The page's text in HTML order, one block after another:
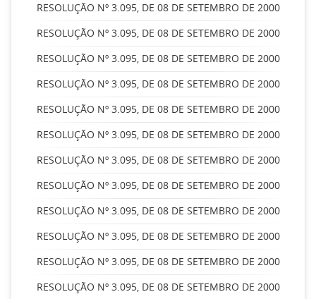
RESOLUÇÃO Nº 3.095, DE 08 DE SETEMBRO DE 2000
RESOLUÇÃO Nº 3.095, DE 08 DE SETEMBRO DE 2000
RESOLUÇÃO Nº 3.095, DE 08 DE SETEMBRO DE 2000
RESOLUÇÃO Nº 3.095, DE 08 DE SETEMBRO DE 2000
RESOLUÇÃO Nº 3.095, DE 08 DE SETEMBRO DE 2000
RESOLUÇÃO Nº 3.095, DE 08 DE SETEMBRO DE 2000
RESOLUÇÃO Nº 3.095, DE 08 DE SETEMBRO DE 2000
RESOLUÇÃO Nº 3.095, DE 08 DE SETEMBRO DE 2000
RESOLUÇÃO Nº 3.095, DE 08 DE SETEMBRO DE 2000
RESOLUÇÃO Nº 3.095, DE 08 DE SETEMBRO DE 2000
RESOLUÇÃO Nº 3.095, DE 08 DE SETEMBRO DE 2000
RESOLUÇÃO Nº 3.095, DE 08 DE SETEMBRO DE 2000